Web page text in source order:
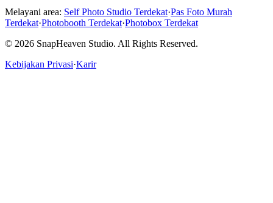
Melayani area: Self Photo Studio Terdekat·Pas Foto Murah
Terdekat·Photobooth Terdekat·Photobox Terdekat
© 2026 SnapHeaven Studio. All Rights Reserved.
Kebijakan Privasi·Karir